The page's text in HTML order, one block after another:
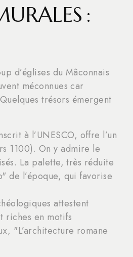
:
d’églises du Mâconnais
méconnues car
trésors émergent
à l’UNESCO, offre l’un
1100). On y admire le
La palette, très réduite
de l’époque, qui favorise
attestent
riches en motifs
"L’architecture romane